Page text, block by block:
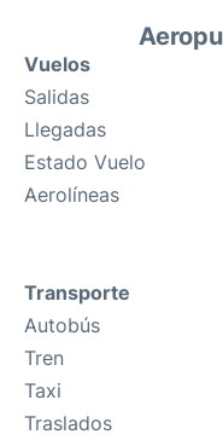
Vuelos
Salidas
Llegadas
Estado Vuelo
Aerolíneas
Transporte
Autobús
Tren
Taxi
Traslados